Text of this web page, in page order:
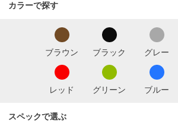
カラーで探す
ブラウン ブラック グレー
レッド グリーン ブルー
スペックで選ぶ